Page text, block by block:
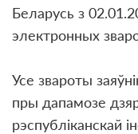
Беларусь з
электронных
Усе звароты
пры дапамозе
рэспубліканскай